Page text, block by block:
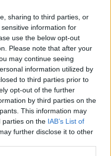
sharing to third parties, or
information for
use the below opt-out
Please note that after your
may continue seeing
information utilized by
to third parties prior to
opt-out of the further
by third parties on the
This information may
parties on the IAB’s List of
further disclose it to other
Dom z tehly